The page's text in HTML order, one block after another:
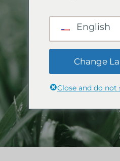
English
Change
Close and do